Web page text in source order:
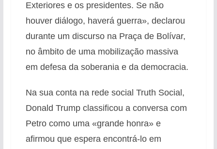
Exteriores e os presidentes. Se não
houver diálogo, haverá guerra», declarou
durante um discurso na Praça de Bolívar,
no âmbito de uma mobilização massiva
em defesa da soberania e da democracia.
Na sua conta na rede social Truth Social,
Donald Trump classificou a conversa com
Petro como uma «grande honra» e
afirmou que espera encontrá-lo em